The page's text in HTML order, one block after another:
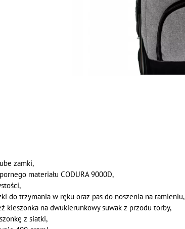
zamki,
materiału CODURA 9000D,
do trzymania w ręku oraz pas do noszenia na ramieniu,
kieszonka na dwukierunkowy suwak z przodu torby,
z siatki,